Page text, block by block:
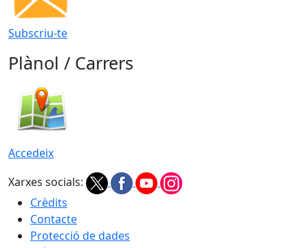
Subscriu-te
Plànol / Carrers
Accedeix
Xarxes socials:
Crèdits
Contacte
Protecció de dades